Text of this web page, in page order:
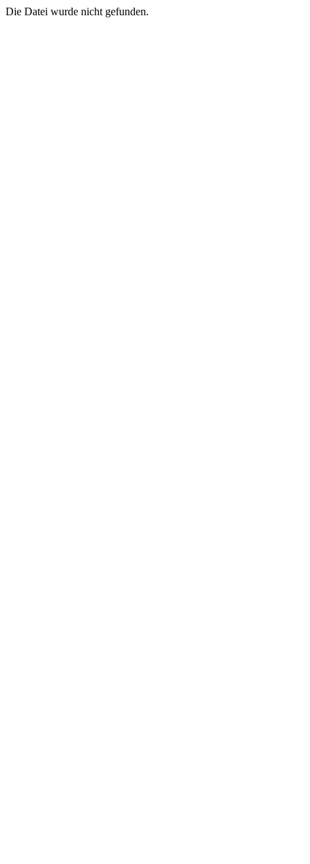
Die Datei wurde nicht gefunden.